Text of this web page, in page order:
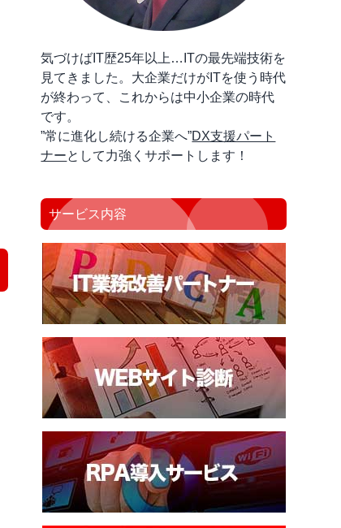
気づけばIT歴25年以上…ITの最先端技術を
見てきました。大企業だけがITを使う時代
が終わって、これからは中小企業の時代
です。
”常に進化し続ける企業へ”DX支援パート
ナーとして力強くサポートします！
サービス内容